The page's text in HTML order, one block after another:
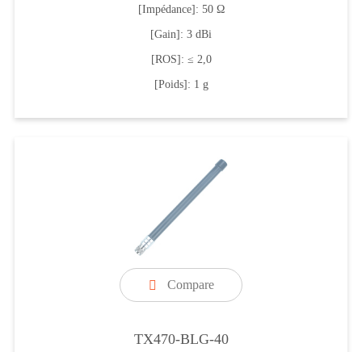
[Impédance]: 50 Ω
[Gain]: 3 dBi
[ROS]: ≤ 2,0
[Poids]: 1 g
 Compare
TX470-BLG-40